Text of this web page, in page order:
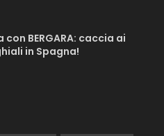
BERGARA: caccia ai
in Spagna!